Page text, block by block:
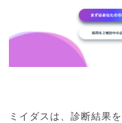
ミイダスは、診断結果